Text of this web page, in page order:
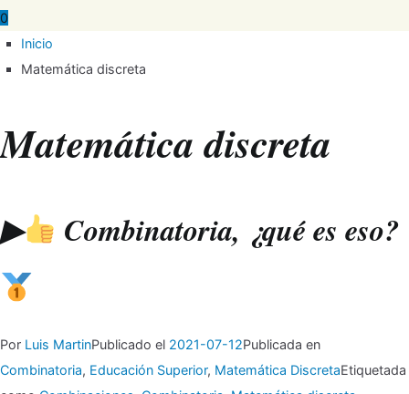
0
Inicio
Matemática discreta
Matemática discreta
▶ Combinatoria, ¿qué es eso?
Por Luis MartinPublicado el 2021-07-12Publicada en
Combinatoria, Educación Superior, Matemática DiscretaEtiquetada